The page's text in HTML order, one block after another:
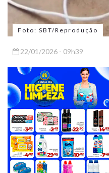
Foto: SBT/Reprodução
22/01/2026 - 09h39